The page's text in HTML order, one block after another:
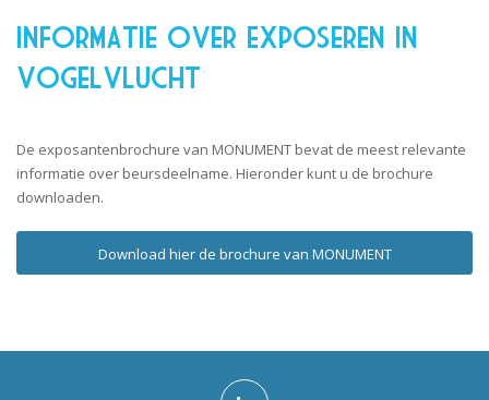
Informatie over exposeren in
vogelvlucht
De exposantenbrochure van MONUMENT bevat de meest relevante
informatie over beursdeelname. Hieronder kunt u de brochure
downloaden.
Download hier de brochure van MONUMENT